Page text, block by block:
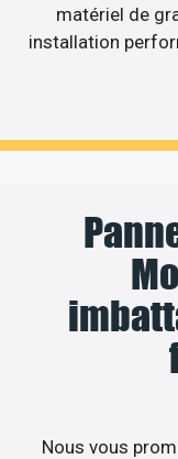
matériel de
installation
Nous vous